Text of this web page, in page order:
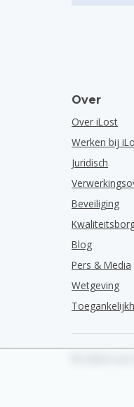
Over
Over iLost
Werken bij
Juridisch
Beveiliging
Blog
Pers & Media
Wetgeving